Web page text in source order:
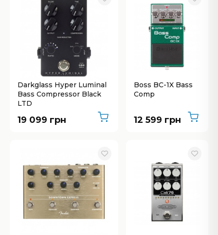
Darkglass Hyper Luminal
Bass Compressor Black
LTD
19 099 грн
Boss BC-1X Bass
Comp
12 599 грн